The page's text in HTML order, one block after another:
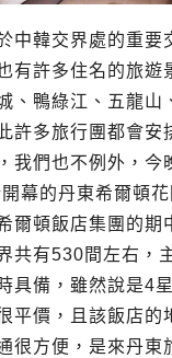
中韓交界處的重要
有許多住名的旅遊
、鴨綠江、五龍山
許多旅行團都會安
我們也不例外，今
幕的丹東希爾頓花
爾頓飯店集團的期
共有530間左右，
具備，雖然說是4
平價，且該飯店的
很方便，是來丹東